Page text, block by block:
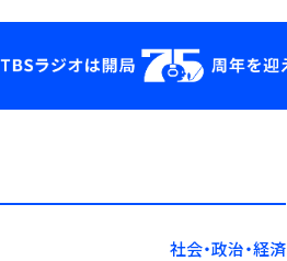
YouTube
会社情報社会・政治・経済